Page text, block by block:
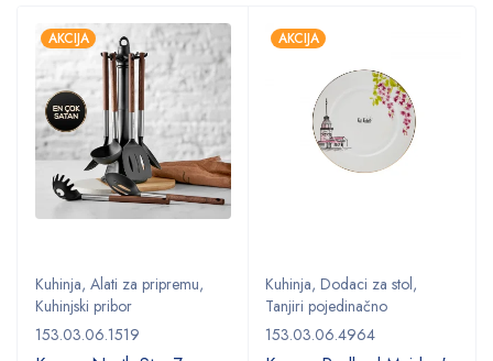
AKCIJA
Kuhinja, Alati za pripremu,
Kuhinjski pribor
153.03.06.1519
AKCIJA
Kuhinja, Dodaci za stol,
Tanjiri pojedinačno
153.03.06.4964